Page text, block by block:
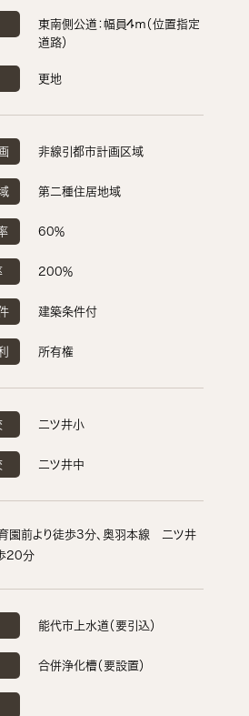
東南側公道：幅員4ｍ（位置指定
道路）
更地
非線引都市計画区域
第二種住居地域
60％
200％
建築条件付
所有権
二ツ井小
二ツ井中
園前より徒歩3分、奥羽本線 二ツ井
20分
能代市上水道（要引込）
合併浄化槽（要設置）